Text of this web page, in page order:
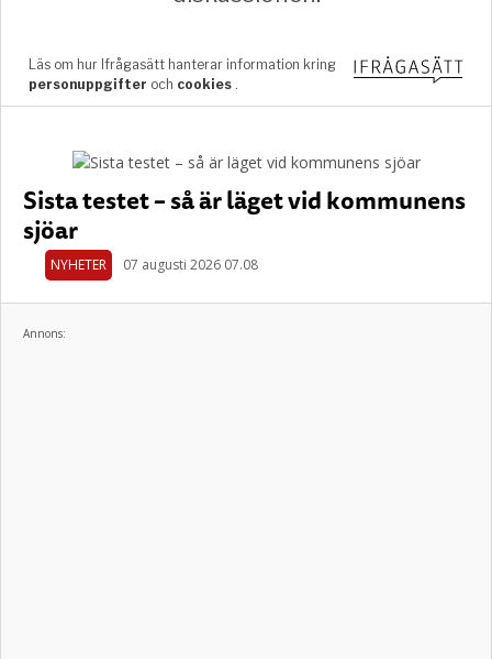
Sista testet – så är läget vid kommunens
sjöar
NYHETER 07 augusti 2026 07.08
Annons: